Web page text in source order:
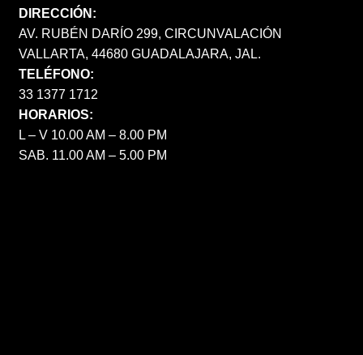
DIRECCIÓN:
AV. RUBÉN DARÍO 299, CIRCUNVALACIÓN
VALLARTA, 44680 GUADALAJARA, JAL.
TELÉFONO:
33 1377 1712
HORARIOS:
L – V 10.00 AM – 8.00 PM
SAB. 11.00 AM – 5.00 PM